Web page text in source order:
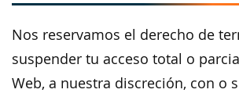
Nos reservamos el derecho de
suspender tu acceso total o
Web, a nuestra discreción, con o